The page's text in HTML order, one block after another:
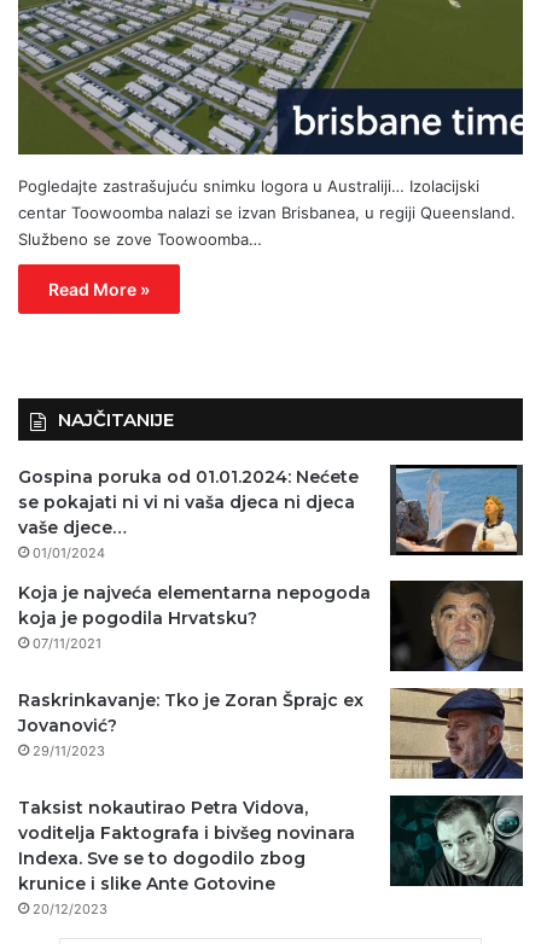
Pogledajte zastrašujuću snimku logora u Australiji… Izolacijski
centar Toowoomba nalazi se izvan Brisbanea, u regiji Queensland.
Službeno se zove Toowoomba…
Read More »
NAJČITANIJE
Gospina poruka od 01.01.2024: Nećete
se pokajati ni vi ni vaša djeca ni djeca
vaše djece…
01/01/2024
Koja je najveća elementarna nepogoda
koja je pogodila Hrvatsku?
07/11/2021
Raskrinkavanje: Tko je Zoran Šprajc ex
Jovanović?
29/11/2023
Taksist nokautirao Petra Vidova,
voditelja Faktografa i bivšeg novinara
Indexa. Sve se to dogodilo zbog
krunice i slike Ante Gotovine
20/12/2023